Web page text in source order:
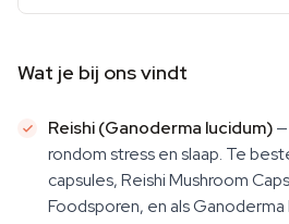
Wat je bij ons vindt
Reishi (Ganoderma lucidum)
rondom stress en slaap. Te
capsules, Reishi Mushroom
Foodsporen, en als